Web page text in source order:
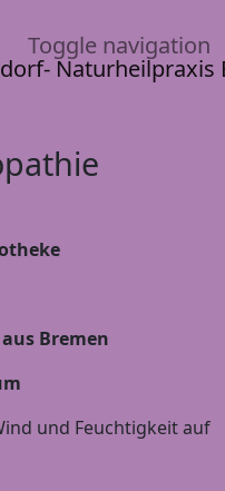
Toggle navigation
Bremen
und Feuchtigkeit auf